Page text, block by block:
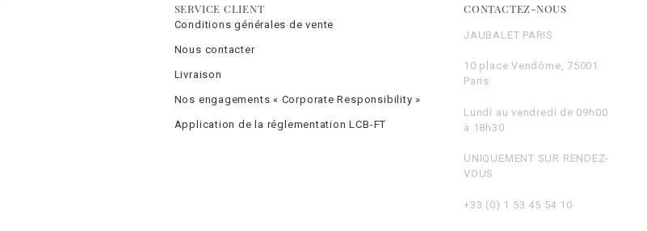
SERVICE CLIENT
Conditions générales de vente
Nous contacter
Livraison
Nos engagements « Corporate Responsibility »
Application de la réglementation LCB-FT
CONTACTEZ-NOUS
JAUBALET PARIS
10 place Vendôme, 75001
Paris
Lundi au vendredi de 09h00
à 18h30
UNIQUEMENT SUR RENDEZ-
VOUS
+33 (0) 1 53 45 54 10